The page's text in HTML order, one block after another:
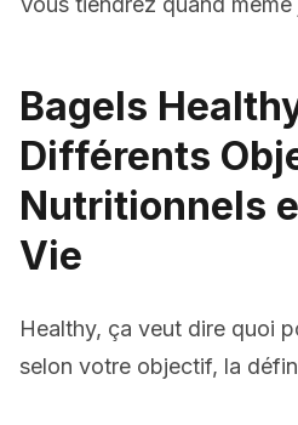
Bagels
Différents
Nutritionnels
Vie
Healthy, ça veut dire quoi
selon votre objectif, la